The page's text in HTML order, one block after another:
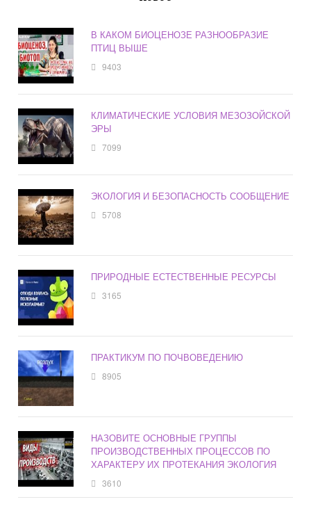
В КАКОМ БИОЦЕНОЗЕ РАЗНООБРАЗИЕ
ПТИЦ ВЫШЕ
9403
КЛИМАТИЧЕСКИЕ УСЛОВИЯ МЕЗОЗОЙСКОЙ
ЭРЫ
7099
ЭКОЛОГИЯ И БЕЗОПАСНОСТЬ СООБЩЕНИЕ
5708
ПРИРОДНЫЕ ЕСТЕСТВЕННЫЕ РЕСУРСЫ
3165
ПРАКТИКУМ ПО ПОЧВОВЕДЕНИЮ
8905
НАЗОВИТЕ ОСНОВНЫЕ ГРУППЫ
ПРОИЗВОДСТВЕННЫХ ПРОЦЕССОВ ПО
ХАРАКТЕРУ ИХ ПРОТЕКАНИЯ ЭКОЛОГИЯ
3610